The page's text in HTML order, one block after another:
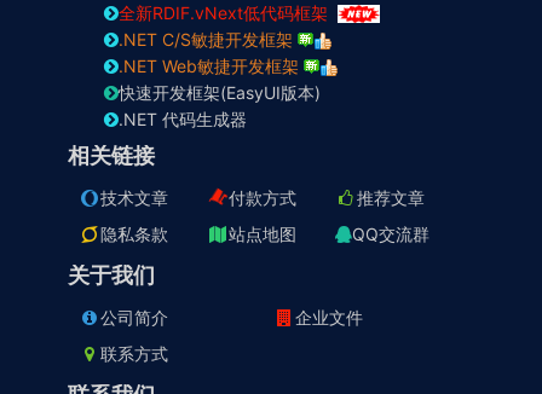
全新RDIF.vNext低代码框架
.NET C/S敏捷开发框架
.NET Web敏捷开发框架
快速开发框架(EasyUI版本)
.NET 代码生成器
相关链接
技术文章 付款方式
推荐文章
隐私条款
站点地图 QQ交流群
关于我们
公司简介
企业文件
联系方式